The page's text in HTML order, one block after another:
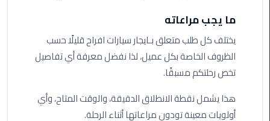
العين
السخنة
ليموزين
الشيخ
ما يجب مراعاته
يختلف كل طلب متعلق بـايجار سيارات افراح قليلًا حسب
الظروف الخاصة بكل عميل، لذا نفضل معرفة أي تفاصيل
تخص رحلتكم مسبقًا.
هذا يشمل نقطة الانطلاق الدقيقة، والوقت المتاح، وأي
أولويات معينة تودون مراعاتها أثناء الرحلة.